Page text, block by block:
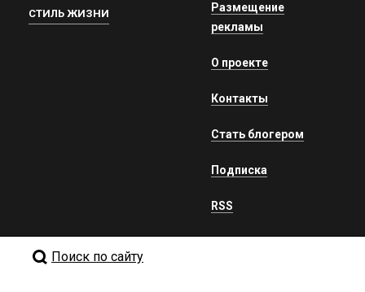
СТИЛЬ ЖИЗНИ
Размещение
рекламы
О проекте
Контакты
Стать блогером
Подписка
RSS
Поиск по сайту